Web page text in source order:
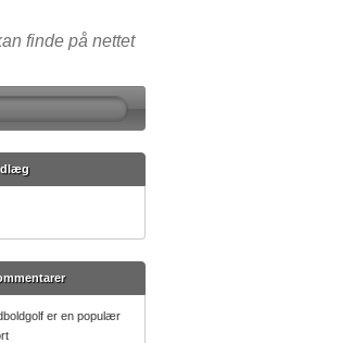
finde på nettet
er en populær